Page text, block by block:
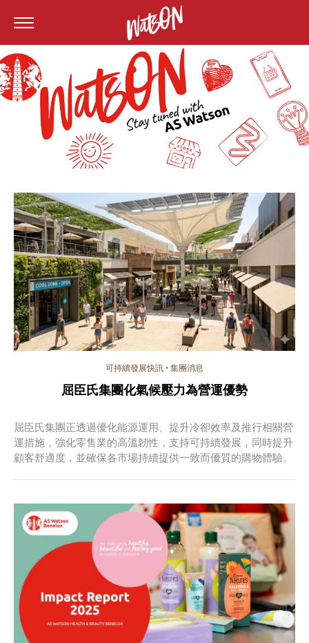
可持續發展快訊 • 集團消息
屈臣氏集團化氣候壓力為營運優勢
屈臣氏集團正透過優化能源運用、提升冷卻效率及推行相關營
運措施，強化零售業的高溫韌性，支持可持續發展，同時提升
顧客舒適度，並確保各市場持續提供一致而優質的購物體驗。